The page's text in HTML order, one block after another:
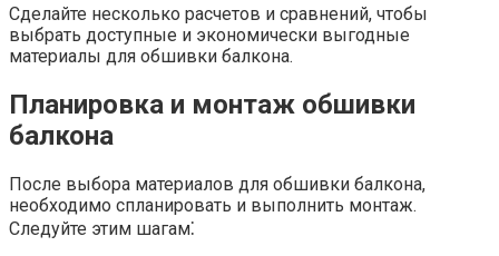
Сделайте несколько расчетов и сравнений, чтобы
выбрать доступные и экономически выгодные
материалы для обшивки балкона.​
Планировка и монтаж обшивки
балкона
После выбора материалов для обшивки балкона,
необходимо спланировать и выполнить монтаж.​
Следуйте этим шагам⁚